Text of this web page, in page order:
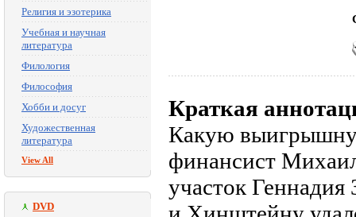
Религия и эзотерика
Учебная и научная
литература
Филология
Философия
Хобби и досуг
Художественная
литература
View All
DVD
Краткая
Какую
финансист
участок